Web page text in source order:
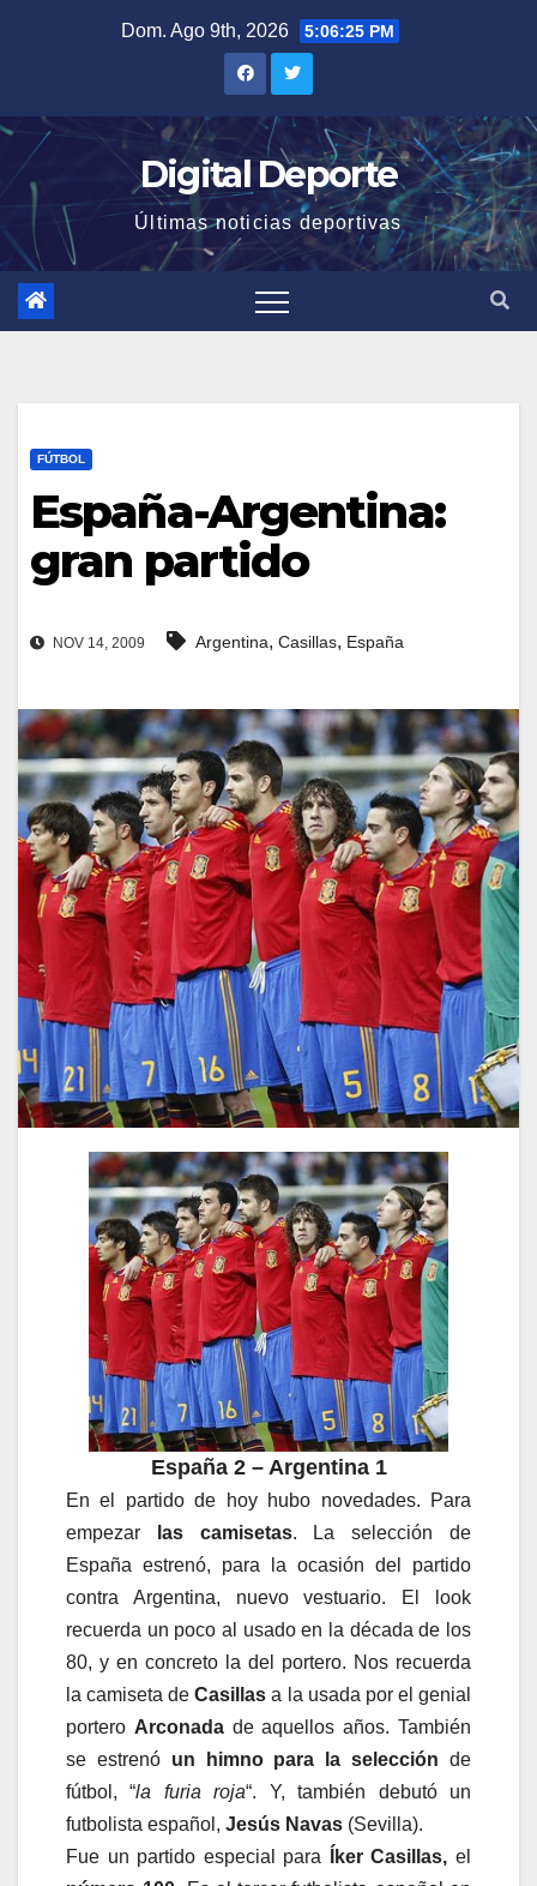
Dom. Ago 9th, 2026 5:06:25 PM
Digital Deporte
Últimas noticias deportivas
FÚTBOL
España-Argentina:
gran partido
NOV 14, 2009 Argentina, Casillas, España
España 2 – Argentina 1
En el partido de hoy hubo novedades. Para
empezar
las camisetas. La selección de
España estrenó, para la ocasión del partido
contra Argentina, nuevo vestuario. El look
recuerda un poco al usado en la década de los
80, y en concreto la del portero. Nos recuerda
la camiseta deCasillas a la usada por el genial
portero Arconadade aquellos años. También
se estrenó un himno para la selección de
fútbol, “la furia roja“. Y, también debutó un
futbolista español, Jesús Navas (Sevilla).
Fue un partido especial para
Íker Casillas, el